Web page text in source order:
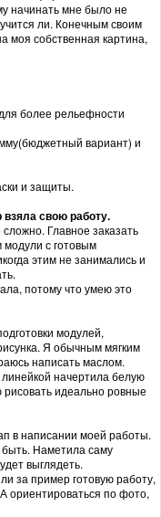
начинать мне было не
ли. Конечным своим
моя собственная картина,
более рельефности
вариант) и
и защиты.
свою работу.
Главное заказать
с готовым
этим не занимались и
потому что умею это
модулей,
Я обычным мягким
написать маслом.
начертила белую
рисовать идеально ровные
в написании моей работы.
Наметила саму
выглядеть.
за пример готовую работу,
ориентироваться по фото,